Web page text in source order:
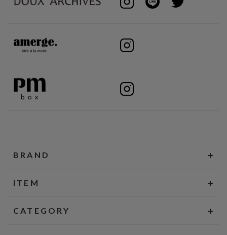
BRAND
ITEM
CATEGORY